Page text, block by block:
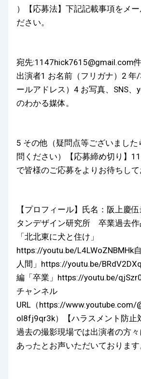
）【応募法】下記記載事項をメー
ださい。
宛先:1147hick7615@gmail.com
出演者1 お名前（フリガナ）2 年
ールアドレス）4 お写真、SNS、
のわかる媒体。
5 その他（疑問点等ございまし
問ください）【応募締め切り】
で皆様のご応募をよりお待ちして
【プロフィール】氏名：阪上慶
タンデザイン研究所 卒業過去作
「北北東に犬と住け」
https://youtu.be/L4LWoZNBMHk
人間」https://youtu.be/
編「卒業」https://youtu.be/
チャンネル
URL（https://www.youtube.com/
ol8fj9qr3k）【ハラスメント防止
過去の撮影現場では出演者の方
あったとお声いただいております